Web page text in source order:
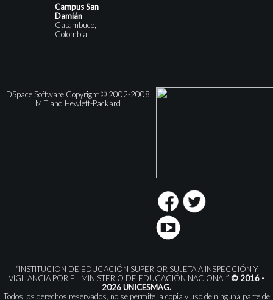
Campus San
Damián
Catambuco,
Colombia
DSpace Software Copyright © 2002-2008
MIT and Hewlett-Packard
“INSTITUCIÓN DE EDUCACIÓN SUPERIOR SUJETA A INSPECCIÓN Y
VIGILANCIA POR EL MINISTERIO DE EDUCACIÓN NACIONAL” © 2016 -
2026 UNICESMAG.
Todos los derechos reservados, no se permite la copia y uso de ninguna parte de